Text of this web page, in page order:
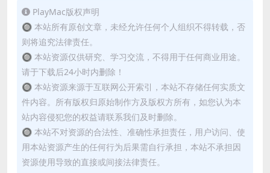
PlayMac版权声明
🔘 本站所有原创文章，未经允许任何个人组织不得转载，否
则将追究法律责任。
🔘 本站资源仅供研究、学习交流，不得用于任何商业用途。
请于下载后24小时内删除！
🔘 本站资源来源于互联网公开索引，本站不存储任何实质文
件内容。所有版权归原始制作方及版权方所有，如您认为本
站内容侵犯您的权益请联系我们及时删除。
🔘 本站不对资源的合法性、准确性承担责任，用户访问、使
用本站资源产生的任何行为后果需自行承担，本站不承担因
资源使用导致的直接或间接法律责任。